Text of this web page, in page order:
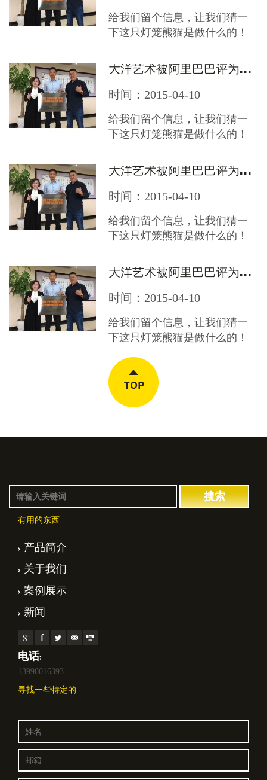
给我们留个信息，让我们猜一
下这只灯笼熊猫是做什么的！
大洋艺术被阿里巴巴评为最诚实的企业
时间：2015-04-10
给我们留个信息，让我们猜一
下这只灯笼熊猫是做什么的！
大洋艺术被阿里巴巴评为最诚实的企业
时间：2015-04-10
给我们留个信息，让我们猜一
下这只灯笼熊猫是做什么的！
大洋艺术被阿里巴巴评为最诚实的企业
时间：2015-04-10
给我们留个信息，让我们猜一
下这只灯笼熊猫是做什么的！
有用的东西
产品简介
关于我们
案例展示
新闻
电话:
13990016393
寻找一些特定的